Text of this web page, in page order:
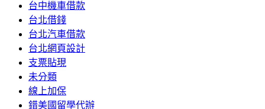
台中機車借款
台北借錢
台北汽車借款
台北網頁設計
支票貼現
未分類
線上加保
錯美國留學代辦